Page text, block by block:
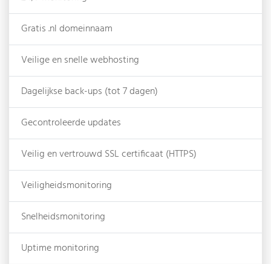
Gratis .nl domeinnaam
Veilige en snelle webhosting
Dagelijkse back-ups (tot 7 dagen)
Gecontroleerde updates
Veilig en vertrouwd SSL certificaat (HTTPS)
Veiligheidsmonitoring
Snelheidsmonitoring
Uptime monitoring